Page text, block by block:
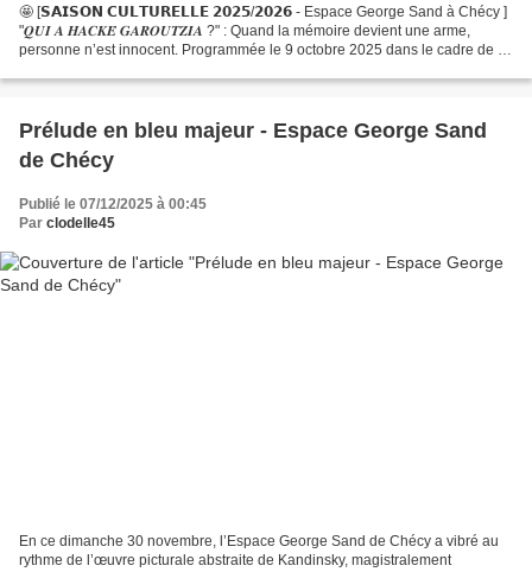
🤩 [𝗦𝗔𝗜𝗦𝗢𝗡 𝗖𝗨𝗟𝗧𝗨𝗥𝗘𝗟𝗟𝗘 𝟮𝟬𝟮𝟱/𝟮𝟬𝟮𝟲 - Espace George Sand à Chécy ]
"𝑸𝑼𝑰 𝑨 𝑯𝑨𝑪𝑲𝑬́ 𝑮𝑨𝑹𝑶𝑼𝑻𝒁𝑰𝑨 ?" : Quand la mémoire devient une arme,
personne n’est innocent. Programmée le 9 octobre 2025 dans le cadre de la
Prélude en bleu majeur - Espace George Sand
de Chécy
Publié le 07/12/2025 à 00:45
Par clodelle45
En ce dimanche 30 novembre, l’Espace George Sand de Chécy a vibré au
rythme de l’œuvre picturale abstraite de Kandinsky, magistralement